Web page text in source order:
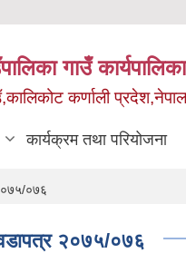
गाउँ
कर्णाली प्रदेश,नेपाल
कार्यक्रम तथा परियोजना
०७६
वडापत्र २०७५/०७६